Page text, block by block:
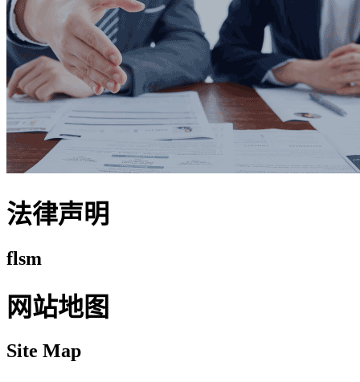
法律声明
flsm
网站地图
Site Map